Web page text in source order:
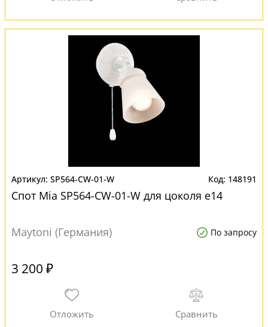
SP564-CW-01-W 148191
Спот Mia SP564-CW-01-W для цоколя e14
Maytoni (Германия) По запросу
3 200 ₽